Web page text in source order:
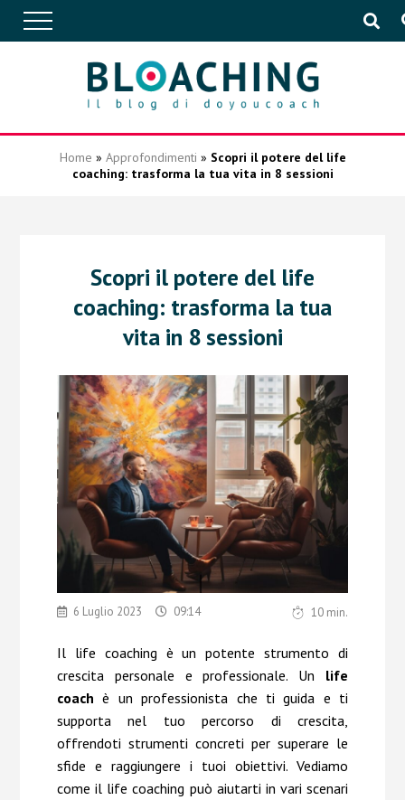
APPROFONDIMENTI
IN AZIENDA
EVENTI
PUBBLICAZIONI
Chi Siamo Contatti
Home » Approfondimenti » Scopri il potere del life
coaching: trasforma la tua vita in 8 sessioni
Scopri il potere del life
coaching: trasforma la tua
vita in 8 sessioni
6 Luglio 2023 09:14 10 min.
Il life coaching è un potente strumento di
crescita personale e professionale. Un life
coach è un professionista che ti guida e ti
supporta nel tuo percorso di crescita,
offrendoti strumenti concreti per superare le
sfide e raggiungere i tuoi obiettivi. Vediamo
come il life coaching può aiutarti in vari scenari